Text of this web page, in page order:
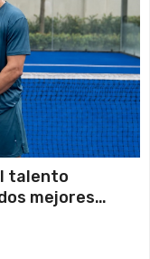
talento
mejores